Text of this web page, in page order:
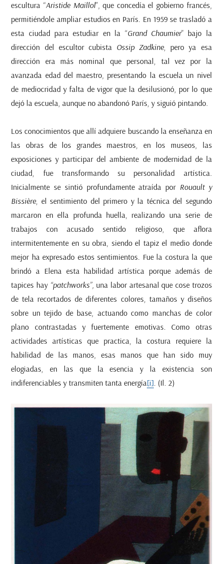
escultura “Aristide Maillol”, que concedía el gobierno francés,
permitiéndole ampliar estudios en París. En 1959 se trasladó a
esta ciudad para estudiar en la “Grand Chaumier” bajo la
dirección del escultor cubista Ossip Zadkine, pero ya esa
dirección era más nominal que personal, tal vez por la
avanzada edad del maestro, presentando la escuela un nivel
de mediocridad y falta de vigor que la desilusionó, por lo que
dejó la escuela, aunque no abandonó París, y siguió pintando.
Los conocimientos que allí adquiere buscando la enseñanza en
las obras de los grandes maestros, en los museos, las
exposiciones y participar del ambiente de modernidad de la
ciudad, fue transformando su personalidad artística.
Inicialmente se sintió profundamente atraída por Rouault y
Bissière, el sentimiento del primero y la técnica del segundo
marcaron en ella profunda huella, realizando una serie de
trabajos con acusado sentido religioso, que aflora
intermitentemente en su obra, siendo el tapiz el medio donde
mejor ha expresado estos sentimientos. Fue la costura la que
brindó a Elena esta habilidad artística porque además de
tapices hay “patchworks”, una labor artesanal que cose trozos
de tela recortados de diferentes colores, tamaños y diseños
sobre un tejido de base, actuando como manchas de color
plano contrastadas y fuertemente emotivas. Como otras
actividades artísticas que practica, la costura requiere la
habilidad de las manos, esas manos que han sido muy
elogiadas, en las que la esencia y la existencia son
indiferenciables y transmiten tanta energía[i] . (Il. 2)